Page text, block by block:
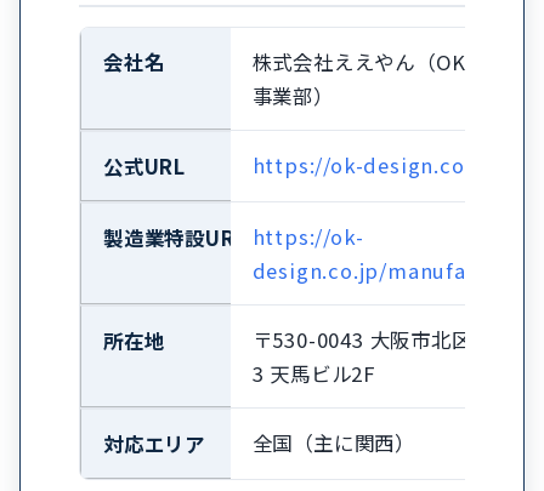
会社名
株式会社ええやん（OKデザイ
事業部）
公式URL https://ok-design.co.jp/
製造業特設URL
https://ok-
design.co.jp/
所在地
〒530-0043 大阪市北区天満1-
3 天馬ビル2F
対応エリア 全国（主に関西）